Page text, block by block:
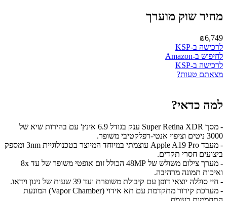
מחיר שוק מוערך
₪6,749
לרכישה ב-KSP
לחיפוש ב-Amazon
לרכישה ב-KSP
מצאתם טעות?
למה כדאי?
- מסך Super Retina XDR ענק בגודל 6.9 אינץ' עם בהירות שיא של
3000 ניטים וציפוי אנטי-רפלקטיבי משופר.
- מעבד Apple A19 Pro עוצמתי במיוחד המיוצר בטכנולוגיית 3nm ומספק
ביצועים חסרי תקדים.
- מערך צילום משולש של 48MP הכולל זום אופטי משופר של עד 8x
ואיכות תמונה מרהיבה.
- חיי סוללה יוצאי דופן עם קיבולת משופרת ועד 39 שעות של ניגון וידאו.
- מערכת קירור מתקדמת עם תא אידוי (Vapor Chamber) המונעת